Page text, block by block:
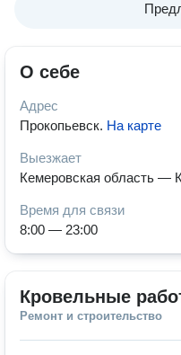
О себе
Адрес
Прокопьевск. На карте
Выезжает
Кемеровская область —
Время для связи
8:00 — 23:00
Кровельные
Ремонт и строительство